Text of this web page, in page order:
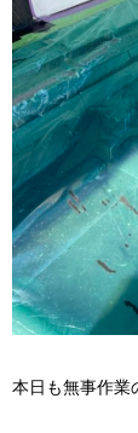
本日も無事作業